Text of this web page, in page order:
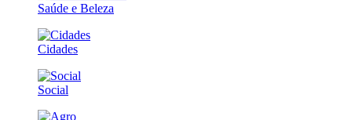
Saúde e Beleza
Cidades
Social